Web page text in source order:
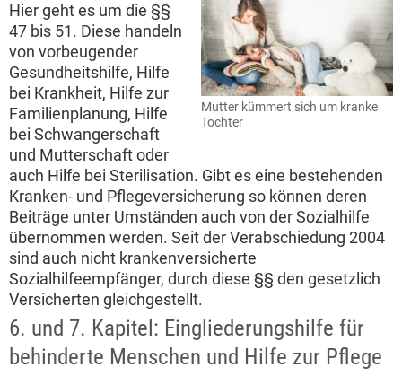
Mutter kümmert sich um kranke
Tochter
Hier geht es um die §§
47 bis 51. Diese handeln
von vorbeugender
Gesundheitshilfe, Hilfe
bei Krankheit, Hilfe zur
Familienplanung, Hilfe
bei Schwangerschaft
und Mutterschaft oder
auch Hilfe bei Sterilisation. Gibt es eine bestehenden
Kranken- und Pflegeversicherung so können deren
Beiträge unter Umständen auch von der Sozialhilfe
übernommen werden. Seit der Verabschiedung 2004
sind auch nicht krankenversicherte
Sozialhilfeempfänger, durch diese §§ den gesetzlich
Versicherten gleichgestellt.
6. und 7. Kapitel: Eingliederungshilfe für
behinderte Menschen und Hilfe zur Pflege